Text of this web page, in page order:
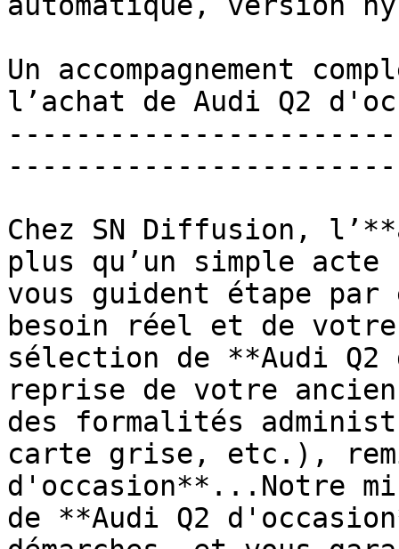
Un accompagnement
l’achat de Audi Q2
Chez SN Diffusion,
plus qu’un simple
vous guident étape
besoin réel et de
sélection de **Audi
reprise de votre
des formalités
carte grise, etc.),
d'occasion**...Notre
de **Audi Q2